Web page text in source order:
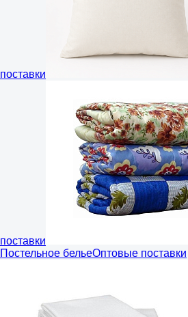
поставки
поставки
Постельное бельеОптовые поставки